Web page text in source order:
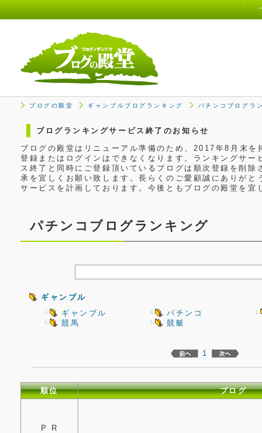
ブログの殿堂 ギャンブルブログランキング パチンコブログラ
ブログランキングサービス終了のお知らせ
ブログの殿堂はリニューアル準備のため、2017年8月末
登録またはログインはできなくなります。ランキングサ
ス終了と同時にご登録頂いているブログは順次登録を削
承を宜しくお願い致します。長らくのご愛顧誠にありが
サービスを計画しております。今後ともブログの殿堂を宜
パチンコブログランキング
ギャンブル
ギャンブル
パチンコ
競馬
競艇
1
順位 ブログ
P R